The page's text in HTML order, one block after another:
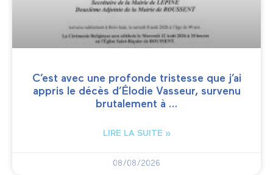
C’est avec une profonde tristesse que j’ai
appris le décès d’Élodie Vasseur, survenu
brutalement à …
LIRE LA SUITE »
08/08/2026